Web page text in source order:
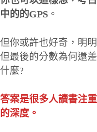
中的的GPS 。
但你或許也好奇，明
但最後的分數為何還
什麼?
答案是很多人讀書注
的深度。